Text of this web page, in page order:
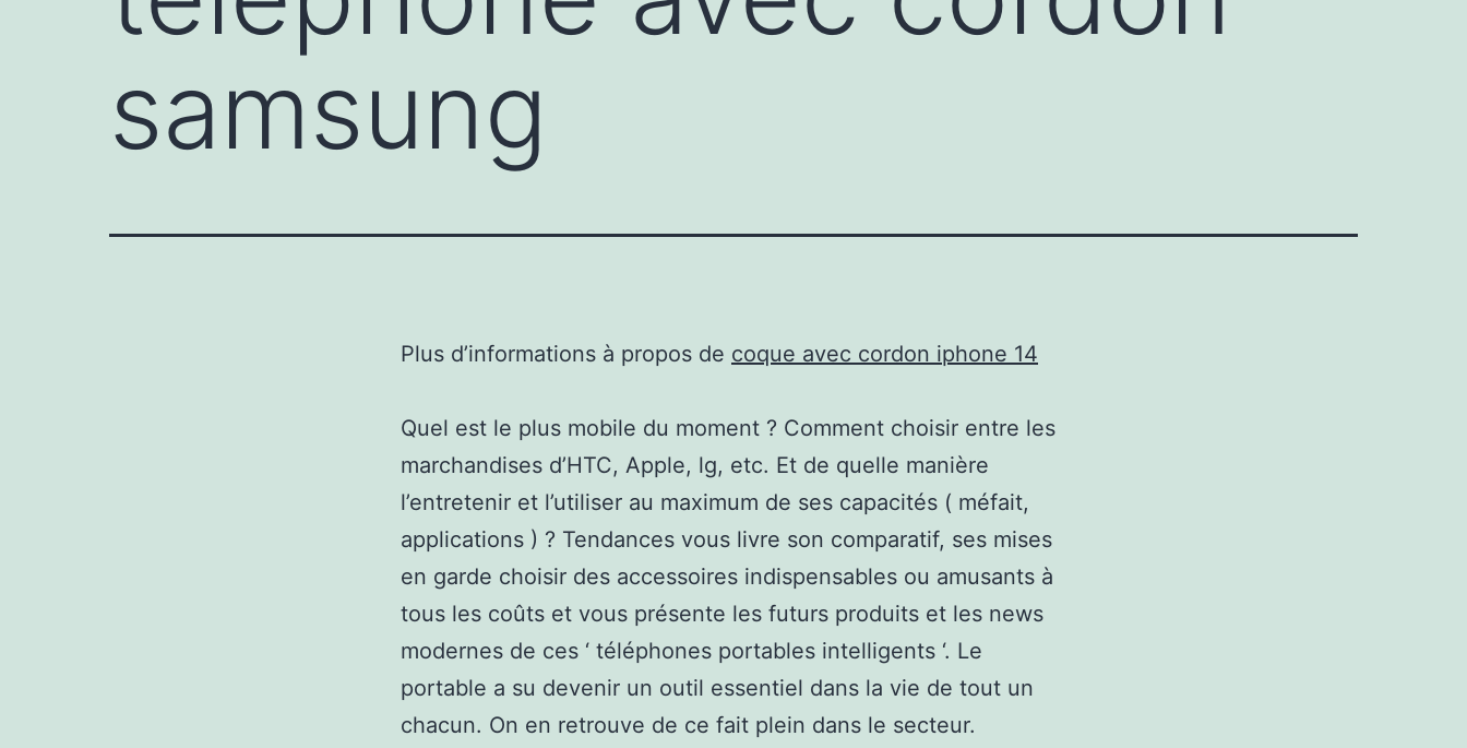
samsung
Plus d’informations à propos de coque avec cordon iphone 14
Quel est le plus mobile du moment ? Comment choisir entre les
marchandises d’HTC, Apple, lg, etc. Et de quelle manière
l’entretenir et l’utiliser au maximum de ses capacités ( méfait,
applications ) ? Tendances vous livre son comparatif, ses mises
en garde choisir des accessoires indispensables ou amusants à
tous les coûts et vous présente les futurs produits et les news
modernes de ces ‘ téléphones portables intelligents ‘. Le
portable a su devenir un outil essentiel dans la vie de tout un
chacun. On en retrouve de ce fait plein dans le secteur.